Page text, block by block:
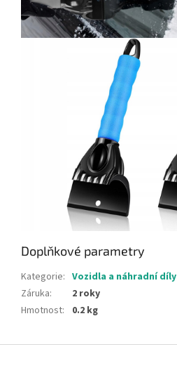
Doplňkové parametry
Kategorie: Vozidla a náhradní díly
Záruka:
2 roky
Hmotnost: 0.2 kg